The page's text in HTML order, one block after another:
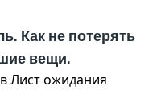
Как не потерять
вещи.
Лист ожидания